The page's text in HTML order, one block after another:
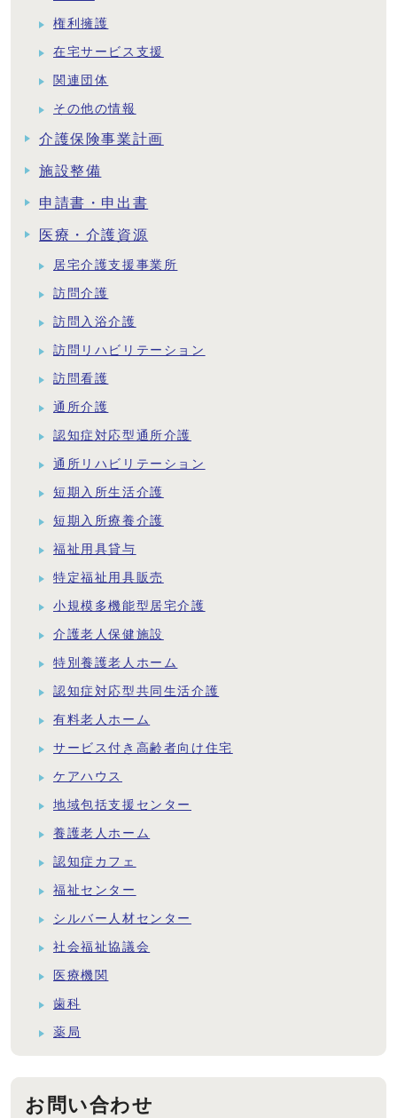
権利擁護
在宅サービス支援
関連団体
その他の情報
介護保険事業計画
施設整備
申請書・申出書
医療・介護資源
居宅介護支援事業所
訪問介護
訪問入浴介護
訪問リハビリテーション
訪問看護
通所介護
認知症対応型通所介護
通所リハビリテーション
短期入所生活介護
短期入所療養介護
福祉用具貸与
特定福祉用具販売
小規模多機能型居宅介護
介護老人保健施設
特別養護老人ホーム
認知症対応型共同生活介護
有料老人ホーム
サービス付き高齢者向け住宅
ケアハウス
地域包括支援センター
養護老人ホーム
認知症カフェ
福祉センター
シルバー人材センター
社会福祉協議会
医療機関
歯科
薬局
お問い合わせ